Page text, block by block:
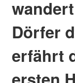
Dörfer
erfährt